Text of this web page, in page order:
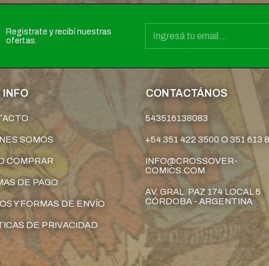
Registrate y recibí nuestras
ofertas.
INFO
SOMOS
COMPRAR
DE PAGO
Y FORMAS DE ENVÍO
DE PRIVACIDAD
CONTACTÁNOS
543516138083
+54 351 422 3500 O 351 613
INFO@CROSSOVER-
COMICS.COM
AV. GRAL. PAZ 174 LOCAL 5
CÓRDOBA - ARGENTINA